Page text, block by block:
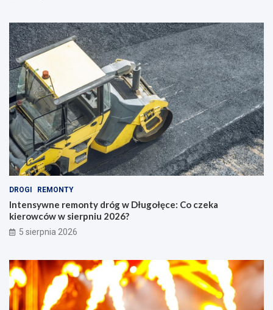
DROGI REMONTY
Intensywne remonty dróg w Długołęce: Co czeka
kierowców w sierpniu 2026?
5 sierpnia 2026